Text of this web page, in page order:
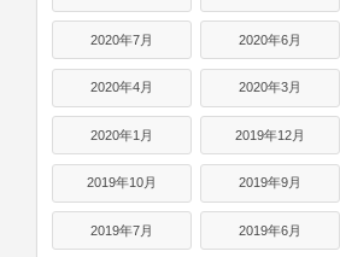
2020年7月 2020年6月
2020年4月 2020年3月
2020年1月 2019年12月
2019年10月 2019年9月
2019年7月 2019年6月